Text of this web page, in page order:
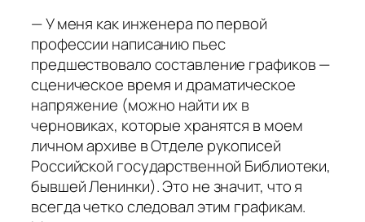
— У меня как инженера по первой
профессии написанию пьес
предшествовало составление графиков —
сценическое время и драматическое
напряжение (можно найти их в
черновиках, которые хранятся в моем
личном архиве в Отделе рукописей
Российской государственной Библиотеки,
бывшей Ленинки). Это не значит, что я
всегда четко следовал этим графикам.